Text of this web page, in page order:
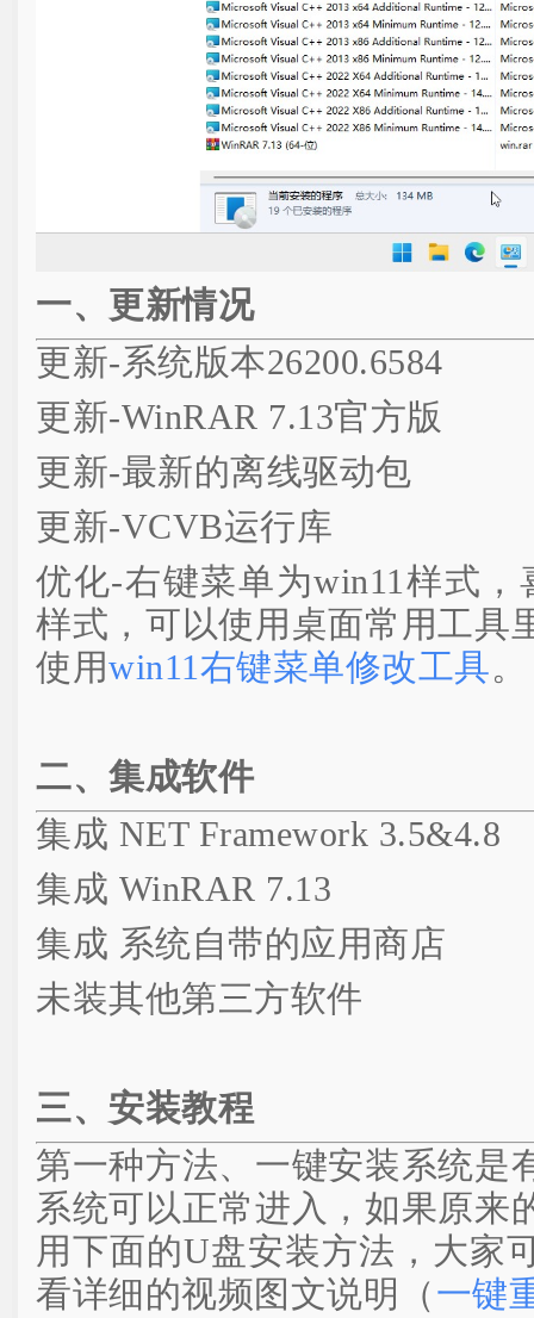
一、更新情况
更新-系统版本26200.6584
更新-WinRAR 7.13官方版
更新-最新的离线驱动包
更新-VCVB运行库
优化-右键菜单为win11样式，
样式，可以使用桌面常用工具
使用win11右键菜单修改工具。
二、集成软件
集成 NET Framework 3.5&4.8
集成 WinRAR 7.13
集成 系统自带的应用商店
未装其他第三方软件
三、安装教程
第一种方法、一键安装系统是
系统可以正常进入，如果原来
用下面的U盘安装方法，大家
看详细的视频图文说明（一键